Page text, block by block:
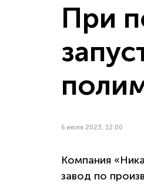
При
6 июля 2023, 12:00
Компания
завод по